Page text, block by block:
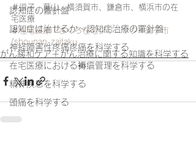
認知症の羅針盤
認知症は治せるか～認知症治療の羅針盤
神経障害性疼痛疼痛を科学する
在宅医療における褥瘡管理を科学する
精神疾患を科学する
頭痛を科学する
＃逗子、葉山、横須賀市、鎌倉市、横浜市の在
宅医療
＃在宅医療 | さくら在宅クリニック | 逗子市
(shounan-zaitaku
がん緩和ケア＋がん治療に関する知識を科学する